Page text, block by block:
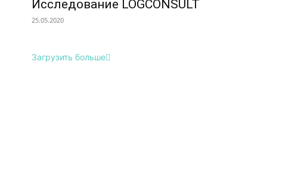
Исследование LOGCONSULT
25.05.2020
Загрузить больше